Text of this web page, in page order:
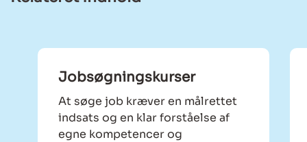
Jobsøgningskurser
At søge job kræver en målrettet
indsats og en klar forståelse af
egne kompetencer og